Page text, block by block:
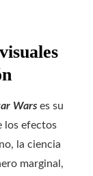
Wars es su
los efectos
la ciencia
marginal,